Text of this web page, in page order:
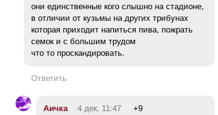
они единственные кого слышно на стадионе,
в отличии от кузьмы на других трибунах
которая приходит напиться пива, пожрать
семок и с большим трудом
что то проскандировать.
Ответить
Аичка 4 дек, 11:47
+9